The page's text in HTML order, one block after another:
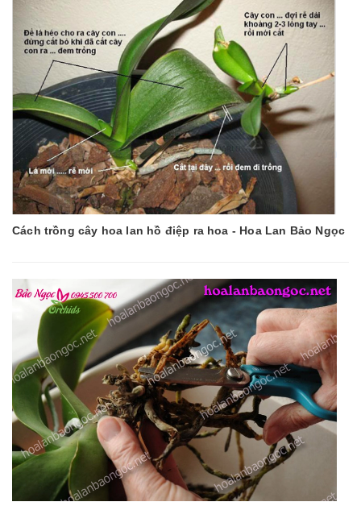
Cách trồng cây hoa lan hồ điệp ra hoa - Hoa Lan Bảo Ngọc